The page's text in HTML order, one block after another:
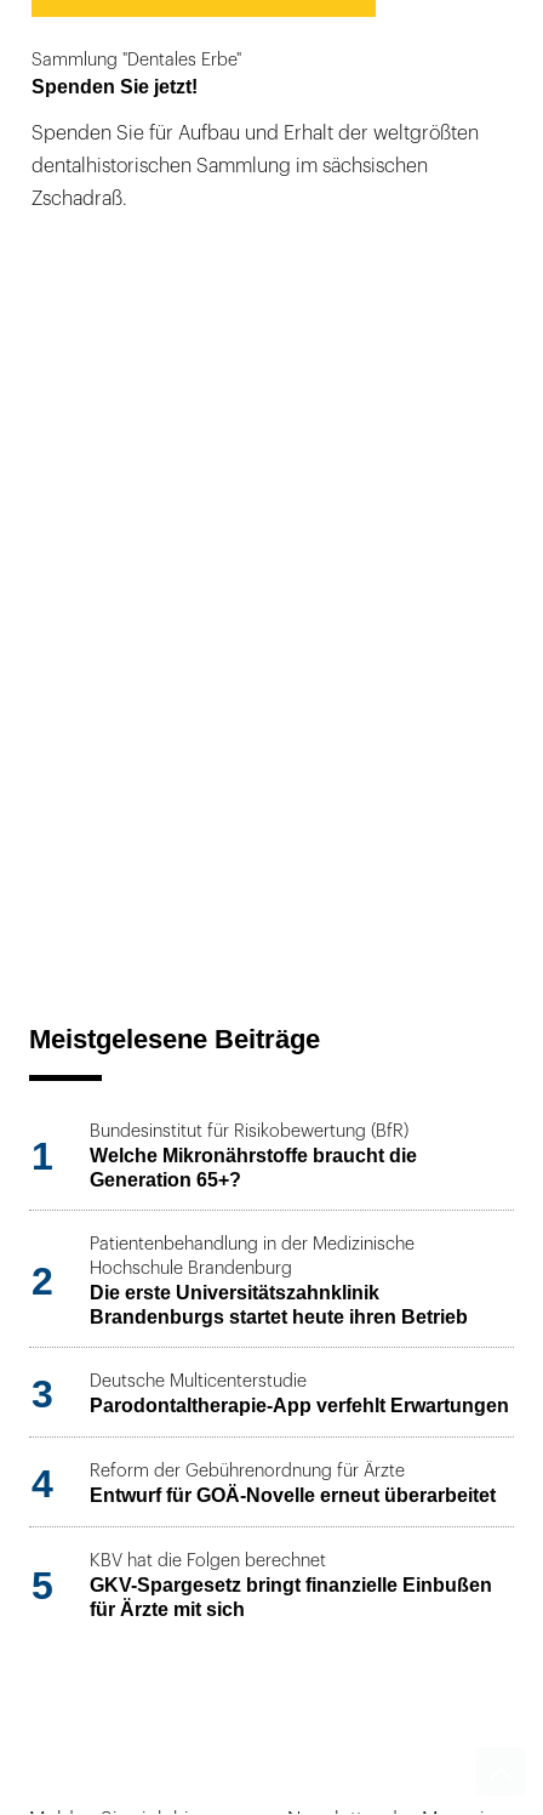
Sammlung "Dentales Erbe"
Spenden Sie jetzt!
Spenden Sie für Aufbau und Erhalt der weltgrößten
dentalhistorischen Sammlung im sächsischen
Zschadraß.
Meistgelesene Beiträge
1
Bundesinstitut für Risikobewertung (BfR)
Welche Mikronährstoffe braucht die
Generation 65+?
2
Patientenbehandlung in der Medizinische
Hochschule Brandenburg
Die erste Universitätszahnklinik
Brandenburgs startet heute ihren Betrieb
3 Deutsche Multicenterstudie
Parodontaltherapie-App verfehlt Erwartungen
4 Reform der Gebührenordnung für Ärzte
Entwurf für GOÄ-Novelle erneut überarbeitet
5
KBV hat die Folgen berechnet
GKV-Spargesetz bringt finanzielle Einbußen
für Ärzte mit sich